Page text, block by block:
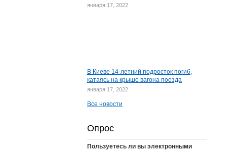
января 17, 2022
В Киеве 14-летний подросток погиб,
катаясь на крыше вагона поезда
января 17, 2022
Все новости
Опрос
Пользуетесь ли вы электронными